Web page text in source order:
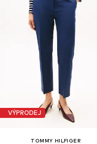
VÝPRODEJ
TOMMY HILFIGER